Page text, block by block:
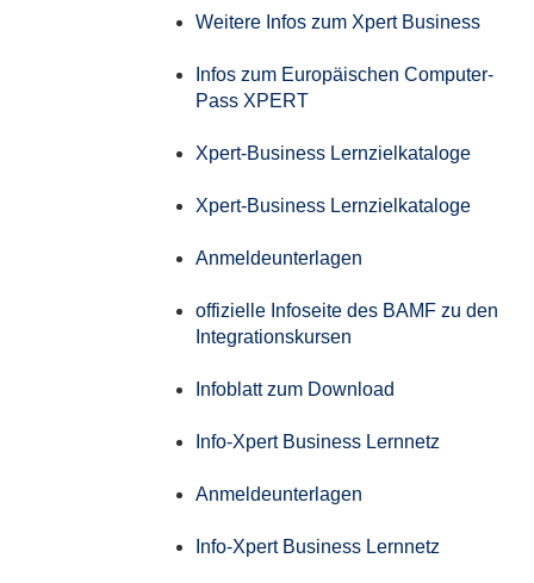
Weitere Infos zum Xpert Business
Infos zum Europäischen Computer-
Pass XPERT
Xpert-Business Lernzielkataloge
Xpert-Business Lernzielkataloge
Anmeldeunterlagen
offizielle Infoseite des BAMF zu den
Integrationskursen
Infoblatt zum Download
Info-Xpert Business Lernnetz
Anmeldeunterlagen
Info-Xpert Business Lernnetz